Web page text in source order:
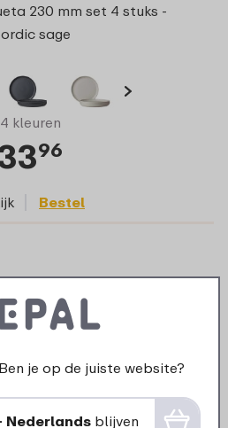
230 mm set 4 stuks -
sage
4 kleuren
96
Bestel
je op de juiste website?
Nederlandsblijven